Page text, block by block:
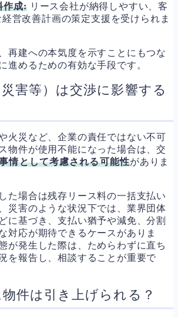
作成: リース会社が納得しやすい、客
営改善計画の策定支援を受けられま
再建への本気度を示すことにもつな
進めるための有効な手段です。
害等）は交渉に影響する
火災など、企業の責任ではない不可
物件が使用不能になった場合は、交
情として考慮される可能性がありま
た場合は残存リース料の一括支払い
災害のような状況下では、業界団体
に基づき、支払い猶予や減免、分割
対応が期待できるケースがありま
が発生した際は、ためらわずに直ち
を報告し、相談することが重要で
件は引き上げられる？